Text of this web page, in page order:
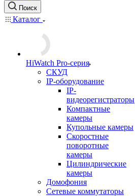
Поиск
Каталог
HiWatch Pro-серия
CКУД
IP-оборудование
IP-
видеорегистраторы
Компактные
камеры
Купольные камеры
Скоростные
поворотные
камеры
Цилиндрические
камеры
Домофония
Сетевые коммутаторы